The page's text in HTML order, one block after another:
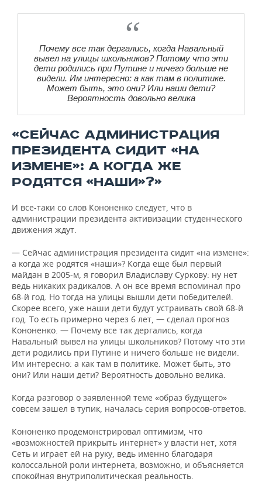
Почему все так дергались, когда Навальный
вывел на улицы школьников? Потому что эти
дети родились при Путине и ничего больше не
видели. Им интересно: а как там в политике.
Может быть, это они? Или наши дети?
Вероятность довольно велика
«СЕЙЧАС АДМИНИСТРАЦИЯ
ПРЕЗИДЕНТА СИДИТ «НА
ИЗМЕНЕ»: А КОГДА ЖЕ
РОДЯТСЯ «НАШИ»?»
И все-таки со слов Кононенко следует, что в
администрации президента активизации студенческого
движения ждут.
— Сейчас администрация президента сидит «на измене»:
а когда же родятся «наши»? Когда еще был первый
майдан в 2005-м, я говорил Владиславу Суркову: ну нет
ведь никаких радикалов. А он все время вспоминал про
68-й год. Но тогда на улицы вышли дети победителей.
Скорее всего, уже наши дети будут устраивать свой 68-й
год. То есть примерно через 6 лет, — сделал прогноз
Кононенко. — Почему все так дергались, когда
Навальный вывел на улицы школьников? Потому что эти
дети родились при Путине и ничего больше не видели.
Им интересно: а как там в политике. Может быть, это
они? Или наши дети? Вероятность довольно велика.
Когда разговор о заявленной теме «образ будущего»
совсем зашел в тупик, началась серия вопросов-ответов.
Кононенко продемонстрировал оптимизм, что
«возможностей прикрыть интернет» у власти нет, хотя
Сеть и играет ей на руку, ведь именно благодаря
колоссальной роли интернета, возможно, и объясняется
спокойная внутриполитическая реальность.